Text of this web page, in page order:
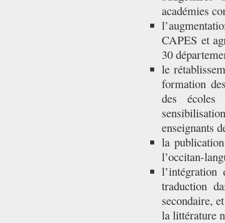
académies
CAPES et
30
le
formation
des écoles
enseignants
la
l’occitan-
l’intégration
traduction
secondaire,
la littérature